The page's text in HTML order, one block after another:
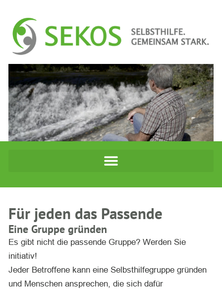
Für jeden das Passende
Eine Gruppe gründen
Es gibt nicht die passende Gruppe? Werden Sie
initiativ!
Jeder Betroffene kann eine Selbsthilfegruppe gründen
und Menschen ansprechen, die sich dafür